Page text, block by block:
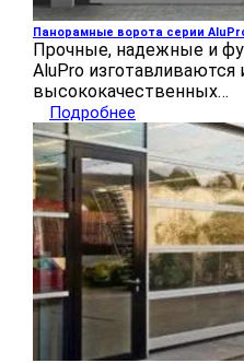
Панорамные ворота серии
Прочные, надежные и
AluPro изготавливаются
высококачественных…
Подробнее